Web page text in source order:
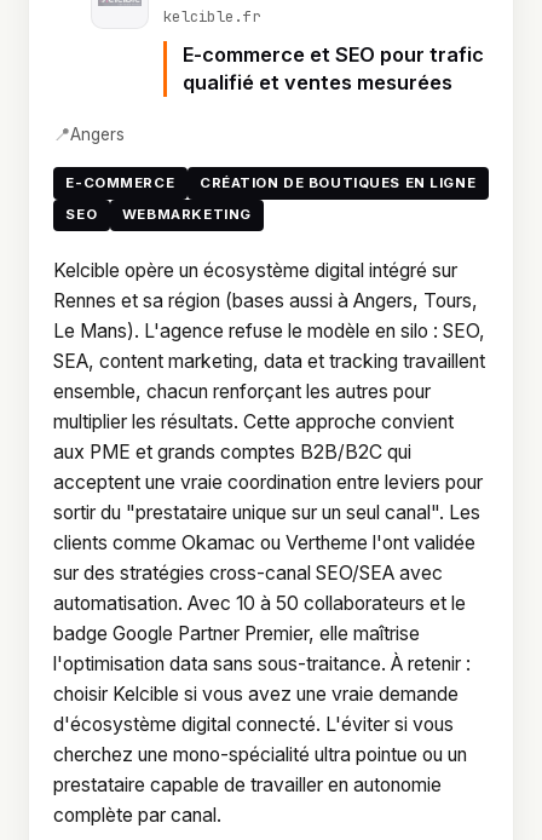
kelcible.fr
E-commerce et SEO pour trafic
qualifié et ventes mesurées
📍Angers
E-COMMERCE
CRÉATION DE BOUTIQUES EN LIGNE
SEO
WEBMARKETING
Kelcible opère un écosystème digital intégré sur
Rennes et sa région (bases aussi à Angers, Tours,
Le Mans). L'agence refuse le modèle en silo : SEO,
SEA, content marketing, data et tracking travaillent
ensemble, chacun renforçant les autres pour
multiplier les résultats. Cette approche convient
aux PME et grands comptes B2B/B2C qui
acceptent une vraie coordination entre leviers pour
sortir du "prestataire unique sur un seul canal". Les
clients comme Okamac ou Vertheme l'ont validée
sur des stratégies cross-canal SEO/SEA avec
automatisation. Avec 10 à 50 collaborateurs et le
badge Google Partner Premier, elle maîtrise
l'optimisation data sans sous-traitance. À retenir :
choisir Kelcible si vous avez une vraie demande
d'écosystème digital connecté. L'éviter si vous
cherchez une mono-spécialité ultra pointue ou un
prestataire capable de travailler en autonomie
complète par canal.